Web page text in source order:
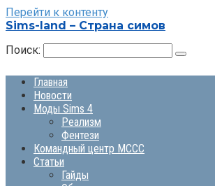
Перейти к контенту
Sims-land – Страна симов
Поиск:
Главная
Новости
Моды Sims 4
Реализм
Фентези
Командный центр MCCC
Статьи
Гайды